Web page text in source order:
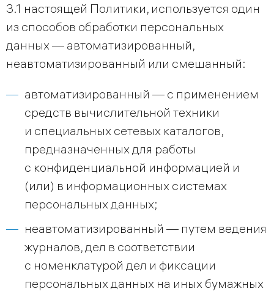
3.1 настоящей Политики, используется один
из способов обработки персональных
данных — автоматизированный,
неавтоматизированный или смешанный:
автоматизированный — с применением
средств вычислительной техники
и специальных сетевых каталогов,
предназначенных для работы
с конфиденциальной информацией и
(или) в информационных системах
персональных данных;
неавтоматизированный — путем ведения
журналов, дел в соответствии
с номенклатурой дел и фиксации
персональных данных на иных бумажных